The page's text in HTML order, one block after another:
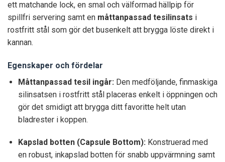
ett matchande lock, en smal och välformad hällpip för
spillfri servering samt en måttanpassad tesilinsats i
rostfritt stål som gör det busenkelt att brygga löste direkt i
kannan.
Egenskaper och fördelar
Måttanpassad tesil ingår: Den medföljande, finmaskiga
silinsatsen i rostfritt stål placeras enkelt i öppningen och
gör det smidigt att brygga ditt favoritte helt utan
bladrester i koppen.
Kapslad botten (Capsule Bottom):Konstruerad med
en robust, inkapslad botten för snabb uppvärmning samt